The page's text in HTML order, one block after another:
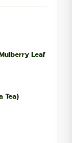
Leaf
Tea)